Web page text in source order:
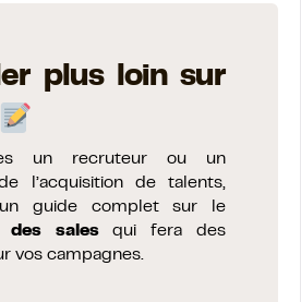
plus loin sur
un recruteur ou un
l’acquisition de talents,
guide complet sur le
des salesqui fera des
vos campagnes.